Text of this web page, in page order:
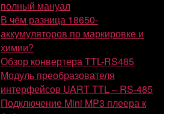
полный мануал
В чём разница 18650-
аккумуляторов по маркировке и
химии?
Обзор конвертера TTL-RS485
Модуль преобразователя
интерфейсов UART TTL – RS-485
Подключение Mini MP3 плеера к